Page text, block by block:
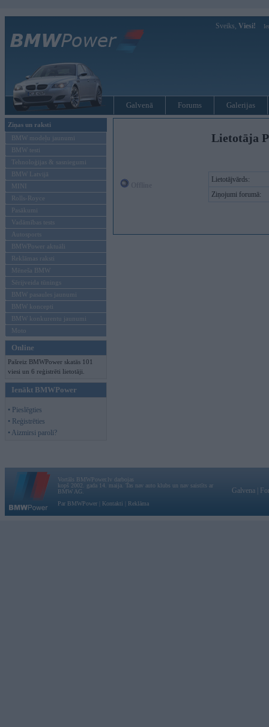
Sveiks, Viesi!
Galvenā Forums Galerijas
Ziņas un raksti
BMW modeļu jaunumi
BMW testi
Tehnoloģijas & sasniegumi
BMW Latvijā
MINI
Rolls-Royce
Pasākumi
Vadāmības tests
Autosports
BMWPower aktuāli
Reklāmas raksti
Mēneša BMW
Sērijveida tūnings
BMW pasaules jaunumi
BMW koncepti
BMW konkurentu jaunumi
Moto
Online
Pašreiz BMWPower skatās 101
viesi un 6 reģistrēti lietotāji.
Ienākt BMWPower
• Pieslēgties
• Reģistrēties
• Aizmirsi paroli?
Lietotāja
Lietotājvārds:
Ziņojumi forumā:
Vortāls BMWPower.lv darbojas
kopš 2002. gada 14. maija. Tas nav auto klubs un nav saistīts ar
BMW AG.
Par BMWPower
Kontakti Reklāma
Galvena